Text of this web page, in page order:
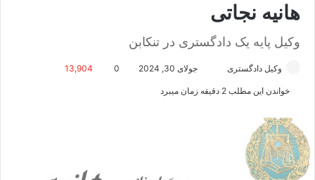
هانیه نجاتی
وکیل پایه یک دادگستری در تنکابن
وکیل دادگستری جولای 30, 2024 0
13,904
خواندن این مطلب 2 دقیقه زمان میبرد